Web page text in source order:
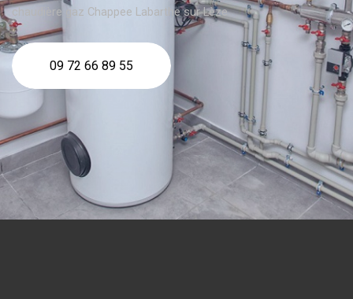
chaudière gaz Chappee Labarthe sur Lèze
09 72 66 89 55